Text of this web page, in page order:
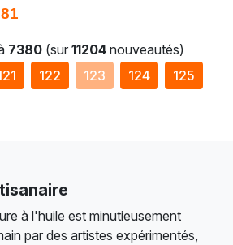
7380(sur 11204nouveautés)
122 123 124
125
à l'huile est minutieusement
par des artistes expérimentés,